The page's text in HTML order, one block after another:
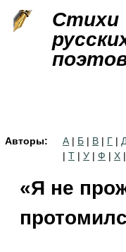
Стихи
Авторы: А | Б | В | Г |
| Т | У | Ф | Х |
«Я не